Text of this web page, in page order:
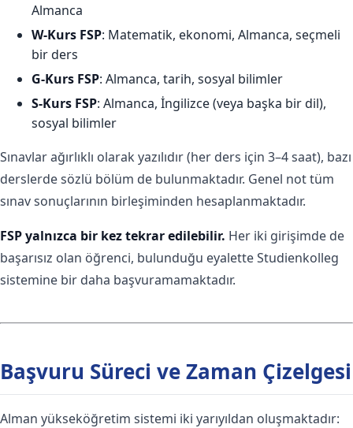
Almanca
W-Kurs FSP: Matematik, ekonomi, Almanca, seçmeli
bir ders
G-Kurs FSP: Almanca, tarih, sosyal bilimler
S-Kurs FSP: Almanca, İngilizce (veya başka bir dil),
sosyal bilimler
Sınavlar ağırlıklı olarak yazılıdır (her ders için 3–4 saat), bazı
derslerde sözlü bölüm de bulunmaktadır. Genel not tüm
sınav sonuçlarının birleşiminden hesaplanmaktadır.
FSP yalnızca bir kez tekrar edilebilir. Her iki girişimde de
başarısız olan öğrenci, bulunduğu eyalette Studienkolleg
sistemine bir daha başvuramamaktadır.
Başvuru Süreci ve Zaman Çizelgesi
Alman yükseköğretim sistemi iki yarıyıldan oluşmaktadır: